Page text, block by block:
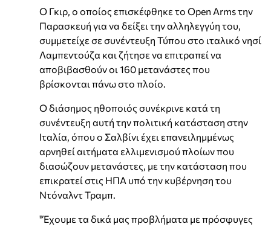
Ο Γκιρ, ο οποίος επισκέφθηκε το Open Arms την
Παρασκευή για να δείξει την αλληλεγγύη του,
συμμετείχε σε συνέντευξη Τύπου στο ιταλικό νησί
Λαμπεντούζα και ζήτησε να επιτραπεί να
αποβιβασθούν οι 160 μετανάστες που
βρίσκονται πάνω στο πλοίο.
Ο διάσημος ηθοποιός συνέκρινε κατά τη
συνέντευξη αυτή την πολιτική κατάσταση στην
Ιταλία, όπου ο Σαλβίνι έχει επανειλημμένως
αρνηθεί αιτήματα ελλιμενισμού πλοίων που
διασώζουν μετανάστες, με την κατάσταση που
επικρατεί στις ΗΠΑ υπό την κυβέρνηση του
Ντόναλντ Τραμπ.
"Έχουμε τα δικά μας προβλήματα με πρόσφυγες